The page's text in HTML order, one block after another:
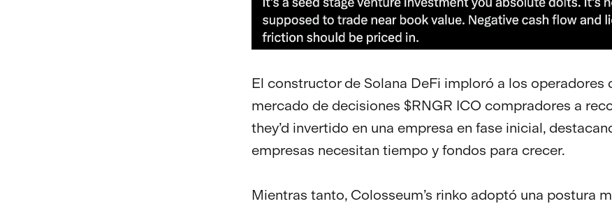
El constructor de Solana DeFi imploró a los operadores
mercado de decisiones $RNGR ICO compradores a
they’d invertido en una empresa en fase inicial,
empresas necesitan tiempo y fondos para crecer.
Mientras tanto, Colosseum’s rinko adoptó una postura